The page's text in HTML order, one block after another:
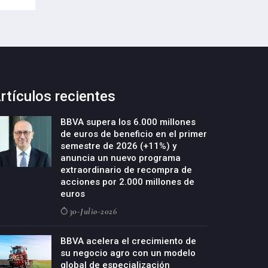
recientes
BBVA supera los 6.000 millones
de euros de beneficio en el primer
semestre de 2026 (+11%) y
anuncia un nuevo programa
extraordinario de recompra de
acciones por 2.000 millones de
euros
30-Julio-2026
BBVA acelera el crecimiento de
su negocio agro con un modelo
global de especialización